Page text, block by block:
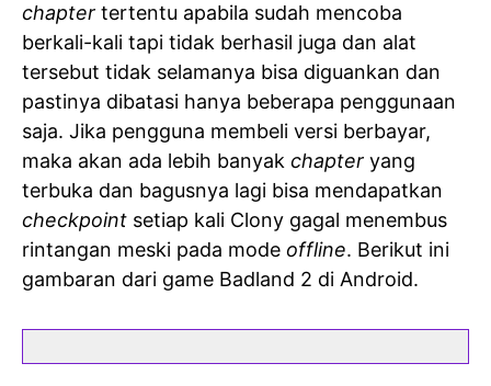
chapter tertentu apabila sudah mencoba
berkali-kali tapi tidak berhasil juga dan alat
tersebut tidak selamanya bisa diguankan dan
pastinya dibatasi hanya beberapa penggunaan
saja. Jika pengguna membeli versi berbayar,
maka akan ada lebih banyak chapter yang
terbuka dan bagusnya lagi bisa mendapatkan
checkpoint setiap kali Clony gagal menembus
rintangan meski pada mode offline. Berikut ini
gambaran dari game Badland 2 di Android.